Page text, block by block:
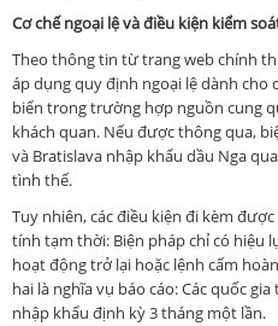
Cơ chế ngoại lệ và điều kiện kiểm
Theo thông tin từ trang web chính
áp dụng quy định ngoại lệ dành cho
biển trong trường hợp nguồn cung
khách quan. Nếu được thông qua,
và Bratislava nhập khẩu dầu Nga
tình thế.
Tuy nhiên, các điều kiện đi kèm
tính tạm thời: Biện pháp chỉ có hiệu
hoạt động trở lại hoặc lệnh cấm
hai là nghĩa vụ báo cáo: Các quốc
nhập khẩu định kỳ 3 tháng một lần.